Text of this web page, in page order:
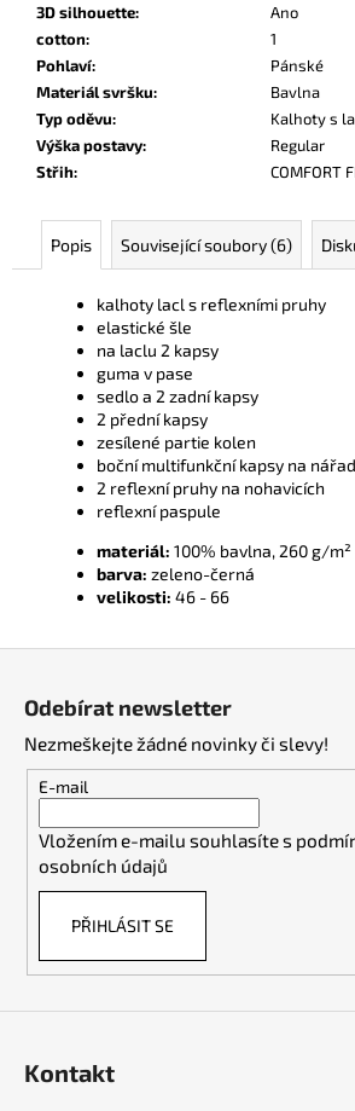
3D silhouette:
Ano
cotton:
1
Pohlaví:
Pánské
Materiál svršku:
Bavlna
Typ oděvu:
Kalhoty s
Výška postavy:
Regular
Střih: COMFORT
Popis Související soubory (6)
kalhoty lacl s reflexními pruhy
elastické šle
na laclu 2 kapsy
guma v pase
sedlo a 2 zadní kapsy
2 přední kapsy
zesílené partie kolen
boční multifunkční kapsy na
2 reflexní pruhy na nohavicích
reflexní paspule
materiál: 100% bavlna, 260 g/m²
barva: zeleno-černá
velikosti: 46 - 66
Odebírat newsletter
Nezmeškejte žádné novinky či slevy!
E-mail
Vložením e-mailu souhlasíte s
osobních údajů
PŘIHLÁSIT SE
Kontakt